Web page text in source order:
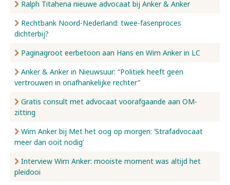
Ralph Titahena nieuwe advocaat bij Anker & Anker
Rechtbank Noord-Nederland: twee-fasenproces
dichterbij?
Paginagroot eerbetoon aan Hans en Wim Anker in LC
Anker & Anker in Nieuwsuur: “Politiek heeft geen
vertrouwen in onafhankelijke rechter”
Gratis consult met advocaat voorafgaande aan OM-
zitting
Wim Anker bij Met het oog op morgen: ‘Strafadvocaat
meer dan ooit nodig’
Interview Wim Anker: mooiste moment was altijd het
pleidooi